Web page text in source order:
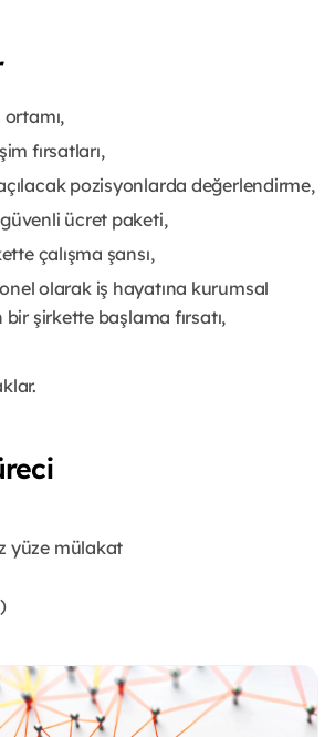
fırsatları,
pozisyonlarda değerlendirme,
ücret paketi,
çalışma şansı,
olarak iş hayatına kurumsal
bir şirkette başlama fırsatı,
yüze mülakat